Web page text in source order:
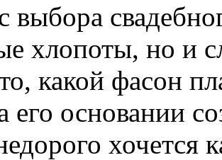
выбора
хлопоты, но и
какой фасон
его основании
хочется